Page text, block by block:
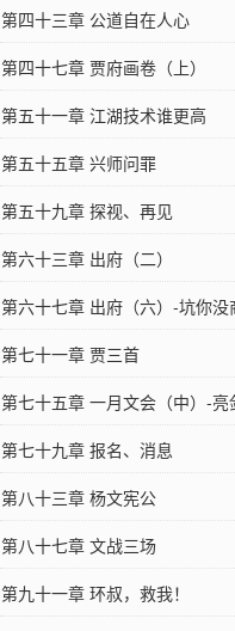
第四十三章 公道自在人心
第四十七章 贾府画卷（上）
第五十一章 江湖技术谁更高
第五十五章 兴师问罪
第五十九章 探视、再见
第六十三章 出府（二）
第六十七章 出府（六）-坑你没
第七十一章 贾三首
第七十五章 一月文会（中）-亮
第七十九章 报名、消息
第八十三章 杨文宪公
第八十七章 文战三场
第九十一章 环叔，救我！